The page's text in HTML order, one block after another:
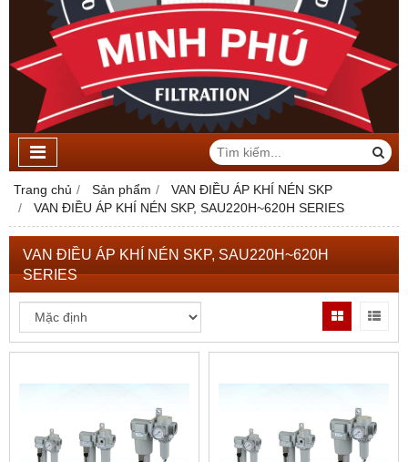
Trang chủ Sản phẩm
VAN ĐIỀU ÁP KHÍ NÉN SKP
VAN ĐIỀU ÁP KHÍ NÉN SKP, SAU220H~620H SERIES
VAN ĐIỀU ÁP KHÍ NÉN SKP, SAU220H~620H
SERIES